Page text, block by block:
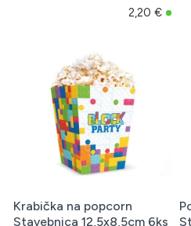
2,20 €
Krabička na popcorn
Stavebnica 12,5x8,5cm 6ks